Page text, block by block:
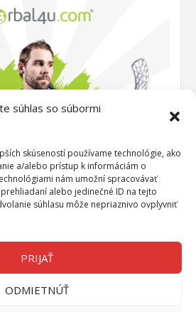
súhlas so súbormi
skúseností používame technológie, ako
a/alebo prístup k informáciám o
nám umožní spracovávať
alebo jedinečné ID na tejto
súhlasu môže nepriaznivo ovplyvniť
PRIJAŤ
ODMIETNÚŤ